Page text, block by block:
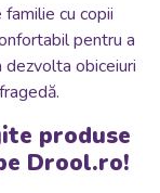
cu copii
pentru a
obiceiuri
produse
Drool.ro!